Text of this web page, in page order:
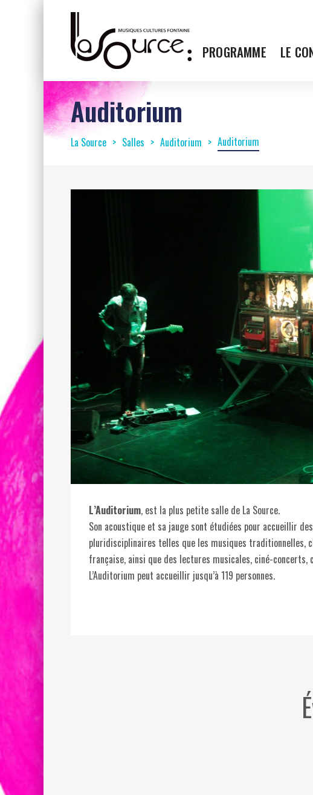
PROGRAMME LE
Auditorium
La Source Salles Auditorium Auditorium
L’Auditorium, est la plus petite salle de La Source.
Son acoustique et sa jauge sont étudiées pour accueillir
pluridisciplinaires telles que les musiques traditionnelles,
française, ainsi que des lectures musicales, ciné-
L’Auditorium peut accueillir jusqu’à 119 personnes.